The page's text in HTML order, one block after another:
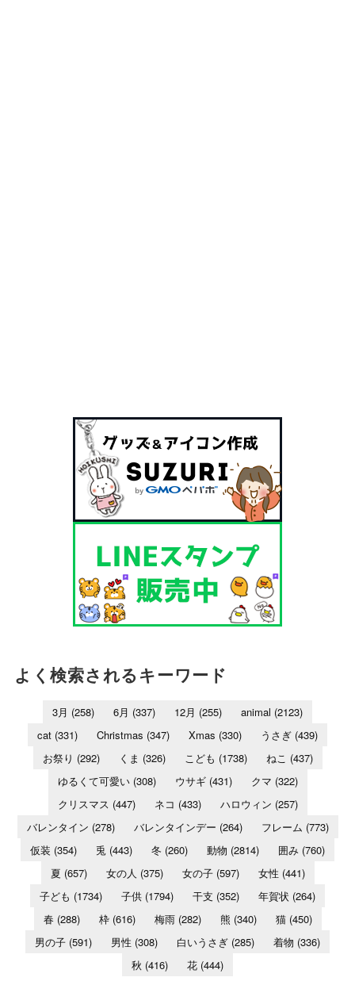
よく検索されるキーワード
3月 (258) 6月 (337) 12月 (255) animal (2123)
cat (331) Christmas (347) Xmas (330) うさぎ (439)
お祭り (292) くま (326) こども (1738) ねこ (437)
ゆるくて可愛い(308) ウサギ(431) クマ (322)
クリスマス (447) ネコ (433) ハロウィン (257)
バレンタイン (278) バレンタインデー (264) フレーム (773)
仮装 (354) 兎 (443) 冬 (260) 動物 (2814) 囲み (760)
夏 (657) 女の人 (375) 女の子(597) 女性 (441)
子ども (1734) 子供 (1794) 干支 (352) 年賀状 (264)
春(288) 枠(616) 梅雨(282) 熊 (340) 猫(450)
男の子 (591) 男性 (308) 白いうさぎ (285) 着物 (336)
秋 (416) 花 (444)